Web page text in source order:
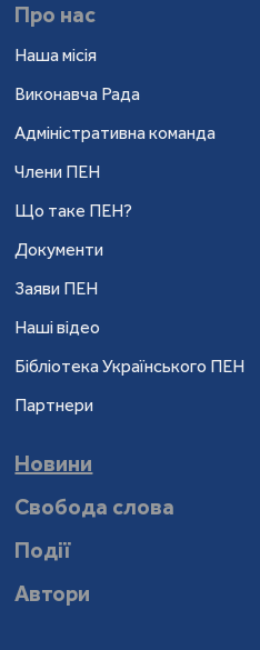
Про нас
Наша місія
Виконавча Рада
Адміністративна команда
Члени ПЕН
Що таке ПЕН?
Документи
Заяви ПЕН
Наші відео
Бібліотека Українського ПЕН
Партнери
Новини
Свобода слова
Події
Автори